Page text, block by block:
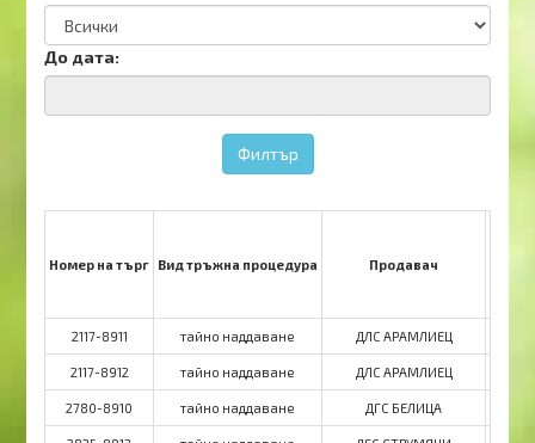
До дата:
Филтър
Номер на търг Вид тръжна процедурa Продавач
2117-8911 тайно наддаване ДЛС АРАМЛИЕЦ
2117-8912 тайно наддаване ДЛС АРАМЛИЕЦ
2780-8910 тайно наддаване ДГС БЕЛИЦА